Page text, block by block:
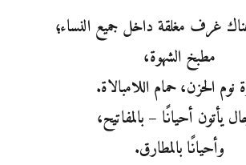
غرف مغلقة داخل جميع النساء؛
مطبخ الشهوة،
نوم الحزن، حمام اللامبالاة.
يأتون أحيانًا – بالمفاتيح،
وأحيانًا بالمطارق.